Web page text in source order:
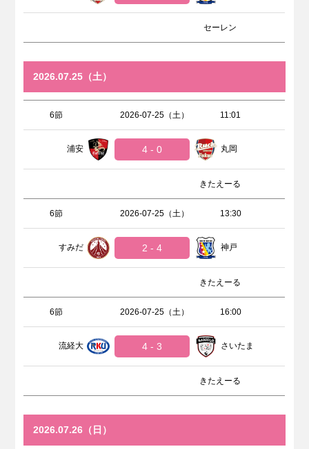
セーレン
2026.07.25（土）
6節 2026-07-25（土） 11:01
浦安 4 - 0 丸岡
きたえーる
6節 2026-07-25（土） 13:30
すみだ 2 - 4 神戸
きたえーる
6節 2026-07-25（土） 16:00
流経大 4 - 3 さいたま
きたえーる
2026.07.26（日）